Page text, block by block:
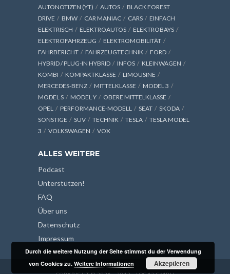
AUTONOTIZEN (YT)
AUTOS
BLACK FOREST
DRIVE
BMW CAR MANIAC CARS
EINFACH
ELEKTRISCH
ELEKTROAUTOS
ELEKTROBAYS
ELEKTROFAHRZEUG
ELEKTROMOBILITÄT
FAHRBERICHT
FAHRZEUGTECHNIK
FORD
HYBRID / PLUG-IN HYBRID
INFOS
KLEINWAGEN
KOMBI
KOMPAKTKLASSE
LIMOUSINE
MERCEDES-BENZ
MITTELKLASSE
MODEL 3
MODEL S
MODEL Y
OBERE MITTELKLASSE
OPEL
PERFORMANCE-MODELL SEAT
SKODA
SONSTIGE
SUV TECHNIK TESLA
TESLA MODEL
3
VOLKSWAGEN VOX
ALLES WEITERE
Podcast
Unterstützen!
FAQ
Über uns
Datenschutz
Impressum
Durch die weitere Nutzung der Seite stimmst du der Verwendung
von Cookies zu.Weitere Informationen Akzeptieren